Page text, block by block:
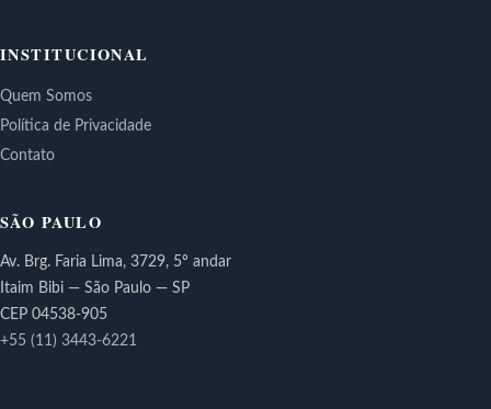
INSTITUCIONAL
Quem Somos
Política de Privacidade
Contato
SÃO PAULO
Av. Brg. Faria Lima, 3729, 5º andar
Itaim Bibi — São Paulo — SP
CEP 04538-905
+55 (11) 3443-6221